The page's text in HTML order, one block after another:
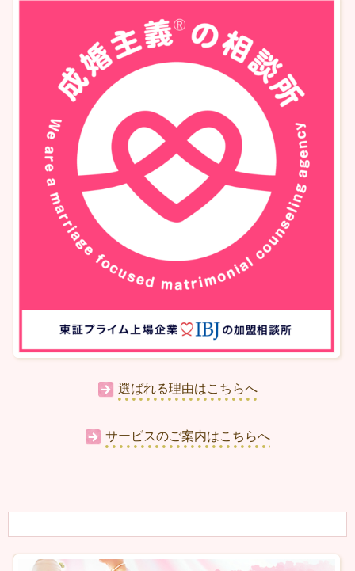
選ばれる理由はこちらへ
サービスのご案内はこちらへ